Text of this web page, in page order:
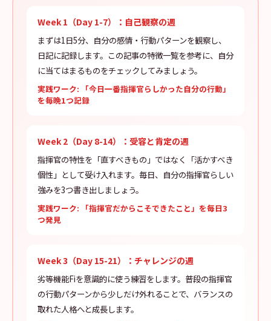
Week 1（Day 1-7）：自己観察の週
まずは1日5分、自分の感情・行動パターンを観察し、
日記に記録します。この記事の特徴一覧を参考に、自分
に当てはまるものをチェックしてみましょう。
実践ワーク: 「今日一番指揮官らしかった自分の行動」
を毎晩1つ記録
Week 2（Day 8-14）：受容と肯定の週
指揮官の特性を「直すべきもの」ではなく「活かすべき
個性」として受け入れます。毎日、自分の指揮官らしい
強みを3つ書き出しましょう。
実践ワーク: 「指揮官だからこそできたこと」を毎日3
つ発見
Week 3（Day 15-21）：チャレンジの週
劣等機能Fiを意識的に使う練習をします。普段の指揮官
の行動パターンから少しだけ外れることで、バランスの
取れた人格へと成長します。